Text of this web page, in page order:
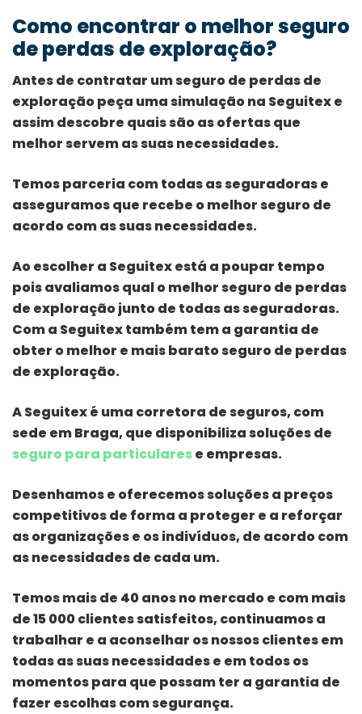
Como encontrar o melhor seguro
de perdas de exploração?
Antes de contratar um seguro de perdas de
exploração peça uma simulação na Seguitex e
assim descobre quais são as ofertas que
melhor servem as suas necessidades.
Temos parceria com todas as seguradoras e
asseguramos que recebe o melhor seguro de
acordo com as suas necessidades.
Ao escolher a Seguitex está a poupar tempo
pois avaliamos qual o melhor seguro de perdas
de exploração junto de todas as seguradoras.
Com a Seguitex também tem a garantia de
obter o melhor e mais barato seguro de perdas
de exploração.
A Seguitex é uma corretora de seguros, com
sede em Braga, que disponibiliza soluções de
seguro para particularese empresas.
Desenhamos e oferecemos soluções a preços
competitivos de forma a proteger e a reforçar
as organizações e os indivíduos, de acordo com
as necessidades de cada um.
Temos mais de 40 anos no mercado e com mais
de 15 000 clientes satisfeitos, continuamos a
trabalhar e a aconselhar os nossos clientes em
todas as suas necessidades e em todos os
momentos para que possam ter a garantia de
fazer escolhas com segurança.